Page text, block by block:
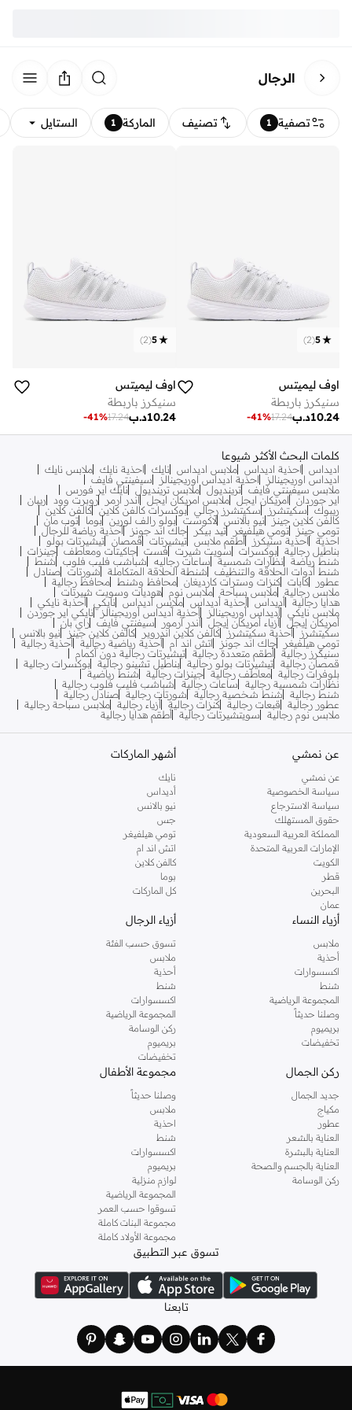
الرجال
تصفية 1 تصنيف الماركة 1 الستايل
5
(
2
)
اوف ليميتس
سنيكرز باربطة
د.ب10.24
17.24
-41%
5
(
2
)
اوف ليميتس
سنيكرز باربطة
د.ب10.24
17.24
-41%
كلمات البحث الأكثر شيوعا
اديداس احذية اديداس ملابس اديداس نايك احذية نايك ملابس نايك
اديداس اوريجينالز
احذية اديداس اوريجينالز
سيفينتي فايف
ملابس سيفينتي فايف ترينديول ملابس ترينديول نايك اير فورس
اير جوردان
امريكان ايجل ملابس امريكان ايجل اندر ارمر روبرت وود
ريبان
ريبوك
سكيتشرز سكيتشرز رجالي بوكسرات كالفن كلاين كالفن كلاين
كالفن كلاين جينز نيو بالانس لاكوست بولو رالف لورين بوما
توب مان
تومي جينز تومي هيلفيغر تيد بيكر جاك اند جونز
أحذية رياضة للرجال
احذية
احذية سنيكرز أطقم ملابس تيشيرتات قمصان تيشيرتات بولو
بناطيل رجالية بوكسرات سويت شيرت فست جاكيتات ومعاطف جينزات
شنط رياضة نظارات شمسية ساعات رجاليه شباشب فليب فلوب
شنط
شنط أدوات الحلاقة والتنظيف
شنطة الحلاقة المتكاملة شورتات صنادل
عطور
كابات كنزات وسترات كارديغان محافظ وشنط
محافظ رجالية
ملابس رجالية ملابس سباحة ملابس نوم
هوديات وسويت شيرتات
هدايا رجالية أديداس أحذية أديداس ملابس أديداس نايكي أحذبة نايكي
ملابس نايكي أديداس أوريجينالز أحذية أديداس أوريجينالز
نايكي اير جوردن
أمريكان إيجل أزياء أمريكان إيجل أندر آرمور سيفنتي فايف راي بان
سكيتشرز
أحذية سكيتشرز كالفن كلاين اندروير كالفن كلاين جينز
نيو بالانس
تومي هيلفيغر
جاك اند جونز اتش اند ام أحذية رياضية رجالية أحذية رجالية
سنيكرز رجالية أطقم متعددة رجالية تيشيرتات رجالية دون أكمام
قمصان رجالية تيشيرتات بولو رجالية بناطيل تشينو رجالية بوكسرات رجالية
بلوفرات رجالية معاطف رجالية جينزات رجالية
شنط رياضية
نظارات شمسية رجالية
ساعات رجالية
شباشب فليب فلوب رجالية
شنط رجالية
شنط شخصية رجالية شورتات رجالية صنادل رجالية
عطور رجالية
قبعات رجالية كنزات رجالية أزياء رجالية ملابس سباحة رجالية
ملابس نوم رجالية
سويتشيرتات رجالية أطقم هدايا رجالية
عن نمشي
عن نمشي
سياسة الخصوصية
سياسة الاسترجاع
حقوق المستهلك
المملكة العربية السعودية
الإمارات العربية المتحدة
الكويت
قطر
البحرين
عمان
أشهر الماركات
نايك
أديداس
نيو بالانس
جس
تومي هيلفيغر
اتش اند ام
كالفن كلاين
بوما
كل الماركات
أزياء النساء
ملابس
أحذية
اكسسوارات
شنط
المجموعة الرياضية
وصلنا حديثاً
بريميوم
تخفيضات
أزياء الرجال
تسوق حسب الفئة
ملابس
أحذية
شنط
اكسسوارات
المجموعة الرياضية
ركن الوسامة
بريميوم
تخفيضات
ركن الجمال
جديد الجمال
مكياج
عطور
العناية بالشعر
العناية بالبشرة
العناية بالجسم والصحة
ركن الوسامة
مجموعة الأطفال
وصلنا حديثاً
ملابس
احذية
شنط
اكسسوارات
بريميوم
لوازم منزلية
المجموعة الرياضية
تسوقوا حسب العمر
مجموعة البنات كاملة
مجموعة الأولاد كاملة
تسوق عبر التطبيق
تابعنا